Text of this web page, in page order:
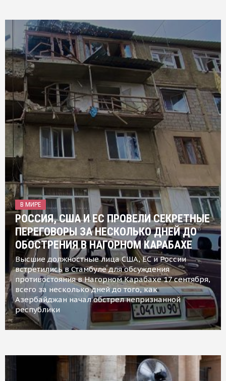
В МИРЕ
РОССИЯ, США И ЕС ПРОВЕЛИ СЕКРЕТНЫЕ
ПЕРЕГОВОРЫ ЗА НЕСКОЛЬКО ДНЕЙ ДО
ОБОСТРЕНИЯ В НАГОРНОМ КАРАБАХЕ
Высшие должностные лица США, ЕС и России
встретились в Стамбуле для обсуждения
противостояния в Нагорном Карабахе 17 сентября,
всего за несколько дней до того, как
Азербайджан начал обстрел непризнанной
республики